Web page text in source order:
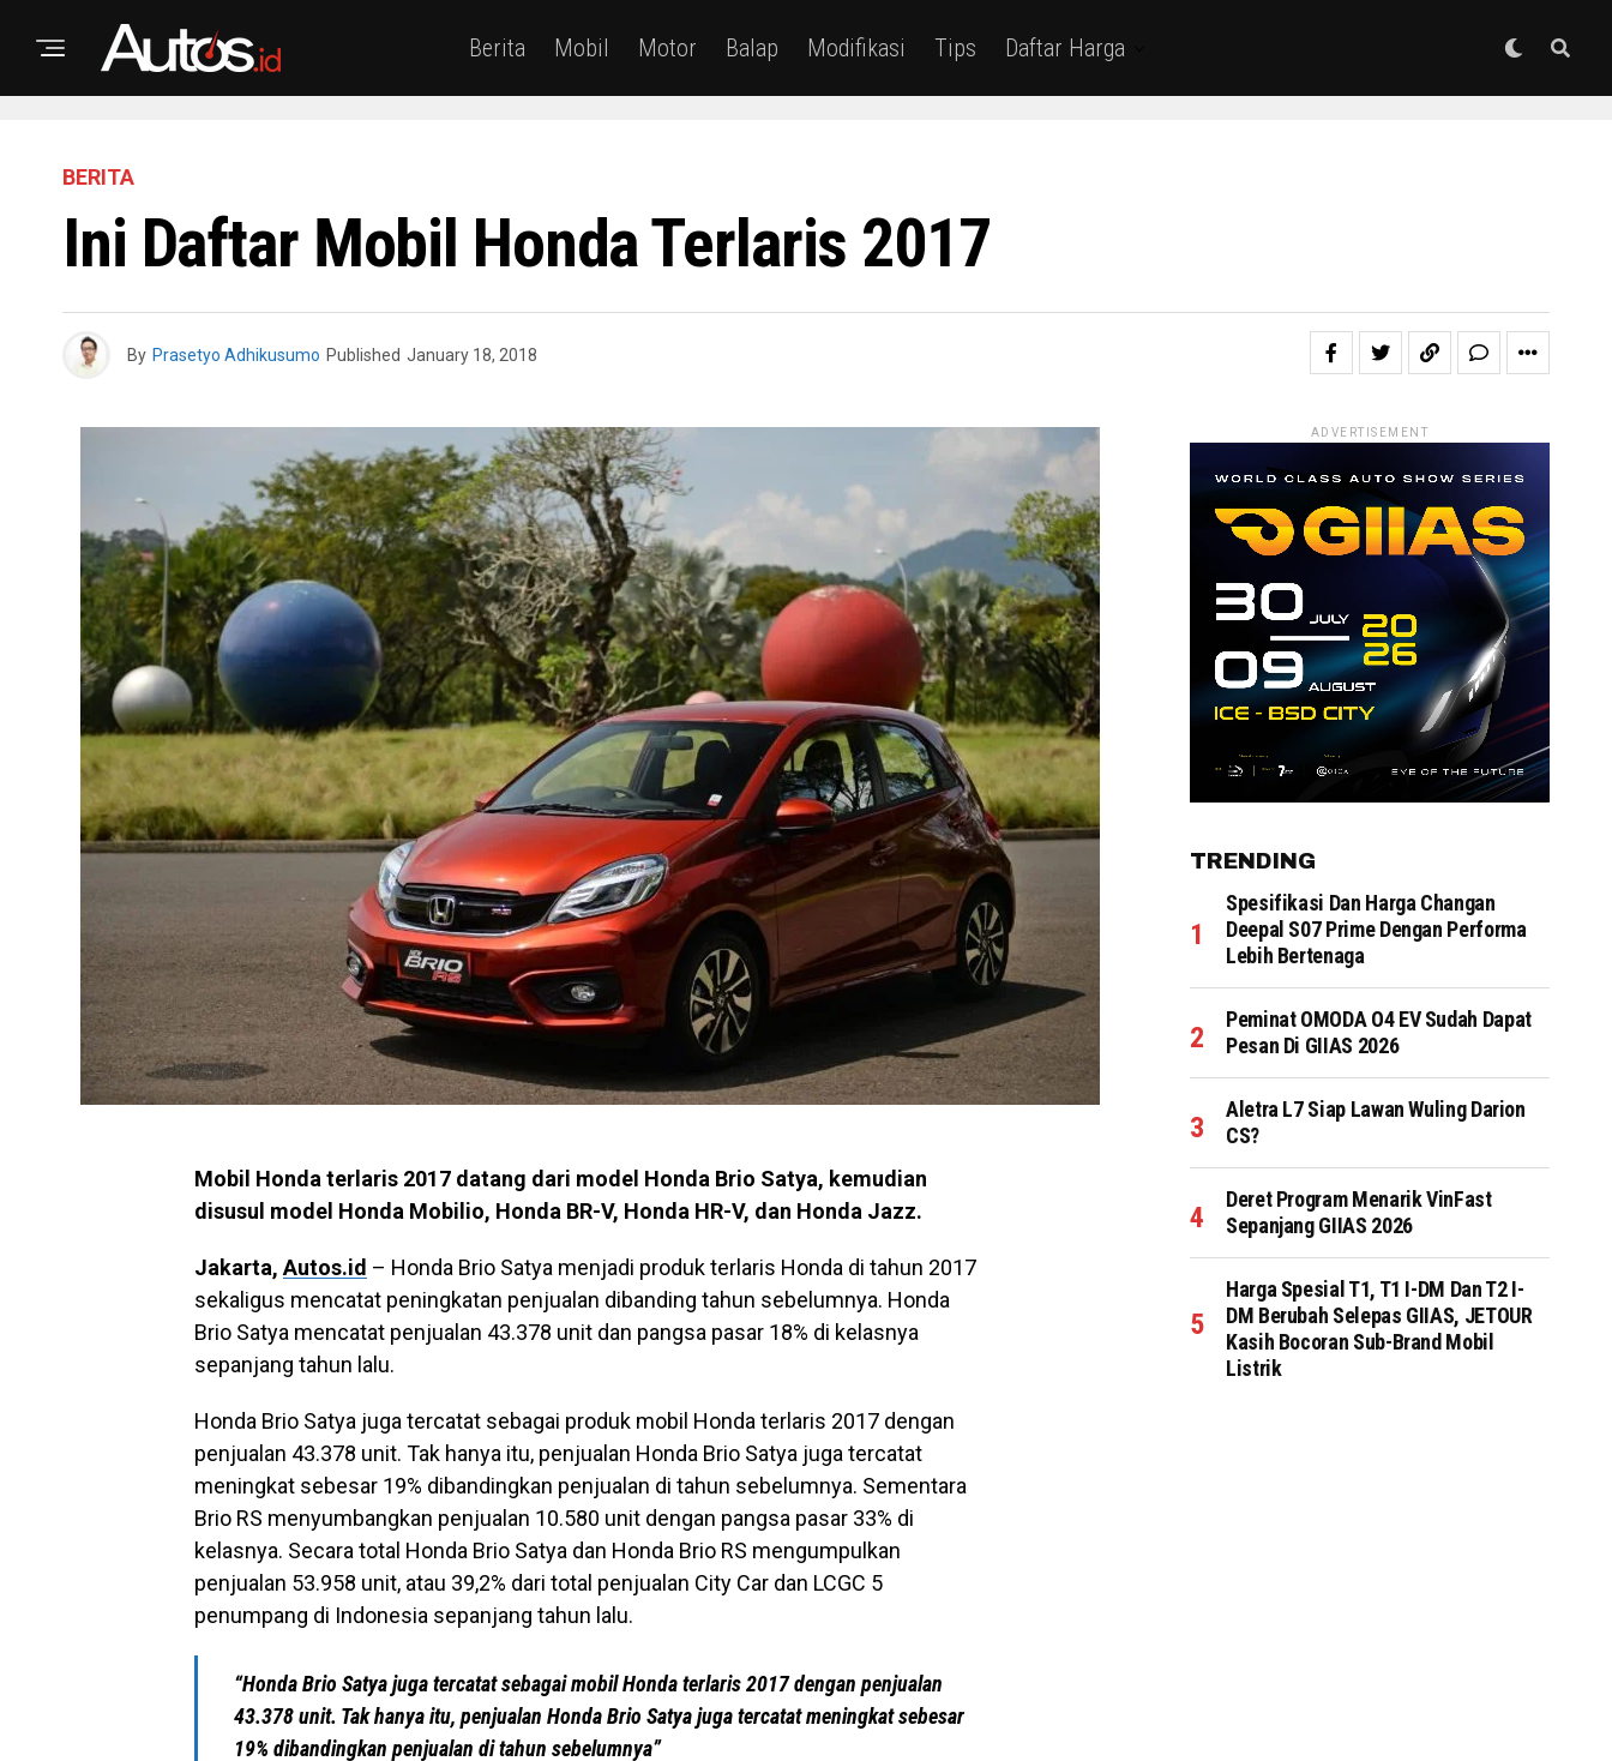
Berita Mobil Motor Balap Modifikasi Tips Daftar Harga
BERITA
Ini Daftar Mobil Honda Terlaris 2017
By Prasetyo Adhikusumo Published January 18, 2018
Mobil Honda terlaris 2017 datang dari model Honda Brio Satya, kemudian
disusul model Honda Mobilio, Honda BR-V, Honda HR-V, dan Honda Jazz.
Jakarta, Autos.id – Honda Brio Satya menjadi produk terlaris Honda di tahun 2017
sekaligus mencatat peningkatan penjualan dibanding tahun sebelumnya. Honda
Brio Satya mencatat penjualan 43.378 unit dan pangsa pasar 18% di kelasnya
sepanjang tahun lalu.
Honda Brio Satya juga tercatat sebagai produk mobil Honda terlaris 2017 dengan
penjualan 43.378 unit. Tak hanya itu, penjualan Honda Brio Satya juga tercatat
meningkat sebesar 19% dibandingkan penjualan di tahun sebelumnya. Sementara
Brio RS menyumbangkan penjualan 10.580 unit dengan pangsa pasar 33% di
kelasnya. Secara total Honda Brio Satya dan Honda Brio RS mengumpulkan
penjualan 53.958 unit, atau 39,2% dari total penjualan City Car dan LCGC 5
penumpang di Indonesia sepanjang tahun lalu.
“Honda Brio Satya juga tercatat sebagai mobil Honda terlaris 2017 dengan penjualan
43.378 unit. Tak hanya itu, penjualan Honda Brio Satya juga tercatat meningkat sebesar
19% dibandingkan penjualan di tahun sebelumnya”
ADVERTISEMENT
TRENDING
Spesifikasi Dan Harga Changan
Deepal S07 Prime Dengan Performa
Lebih Bertenaga
Peminat OMODA O4 EV Sudah Dapat
Pesan Di GIIAS 2026
Aletra L7 Siap Lawan Wuling Darion
CS?
Deret Program Menarik VinFast
Sepanjang GIIAS 2026
Harga Spesial T1, T1 I-DM Dan T2 I-
DM Berubah Selepas GIIAS, JETOUR
Kasih Bocoran Sub-Brand Mobil
Listrik